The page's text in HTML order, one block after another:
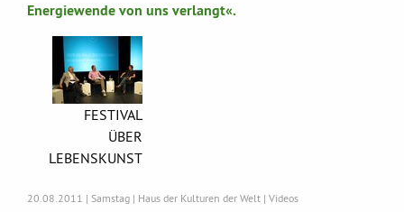
Energiewende von uns verlangt«.
FESTIVAL
ÜBER
LEBENSKUNST
20.08.2011 | Samstag | Haus der Kulturen der Welt | Videos